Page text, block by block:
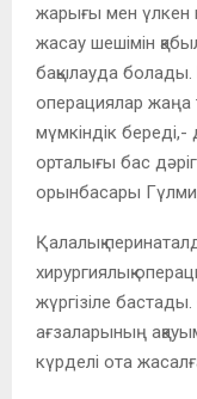
жарығы мен үлкен
жасау шешімін
бақылауда
операциялар жаңа
мүмкіндік береді,-
орталығы бас
орынбасары
Қалалық
хирургиялық
жүргізіле
ағзаларының
күрделі ота